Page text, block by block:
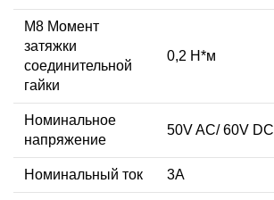
M8 Момент
затяжки
соединительной
гайки
0,2 Н*м
Номинальное
напряжение
50V AC/ 60V DC
Номинальный ток 3А